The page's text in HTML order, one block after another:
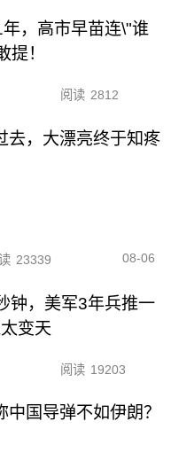
，高市早苗连\"谁
提！
阅读 2812
去，大漂亮终于知疼
23339 08-06
钟，美军3年兵推一
变天
阅读 19203
国导弹不如伊朗？